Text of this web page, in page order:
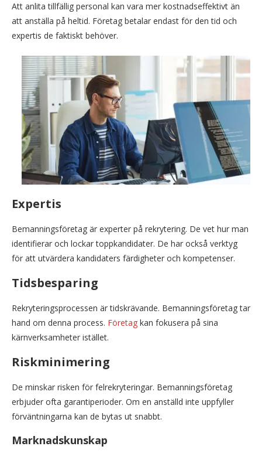
Att anlita tillfällig personal kan vara mer kostnadseffektivt än
att anställa på heltid. Företag betalar endast för den tid och
expertis de faktiskt behöver.
Expertis
Bemanningsföretag är experter på rekrytering. De vet hur man
identifierar och lockar toppkandidater. De har också verktyg
för att utvärdera kandidaters färdigheter och kompetenser.
Tidsbesparing
Rekryteringsprocessen är tidskrävande. Bemanningsföretag tar
hand om denna process. Företag kan fokusera på sina
kärnverksamheter istället.
Riskminimering
De minskar risken för felrekryteringar. Bemanningsföretag
erbjuder ofta garantiperioder. Om en anställd inte uppfyller
förväntningarna kan de bytas ut snabbt.
Marknadskunskap